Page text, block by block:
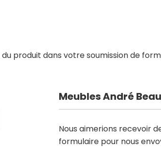
produit dans votre soumission de
Meubles André
Nous aimerions recevoir
formulaire pour nous